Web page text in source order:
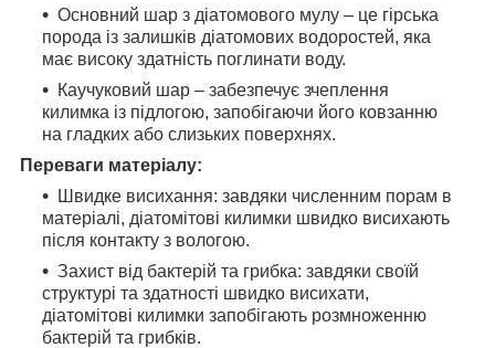
Основний шар з діатомового мулу – це гірська
порода із залишків діатомових водоростей, яка
має високу здатність поглинати воду.
Каучуковий шар – забезпечує зчеплення
килимка із підлогою, запобігаючи його ковзанню
на гладких або слизьких поверхнях.
Переваги матеріалу:
Швидке висихання: завдяки численним порам в
матеріалі, діатомітові килимки швидко висихають
після контакту з вологою.
Захист від бактерій та грибка: завдяки своїй
структурі та здатності швидко висихати,
діатомітові килимки запобігають розмноженню
бактерій та грибків.